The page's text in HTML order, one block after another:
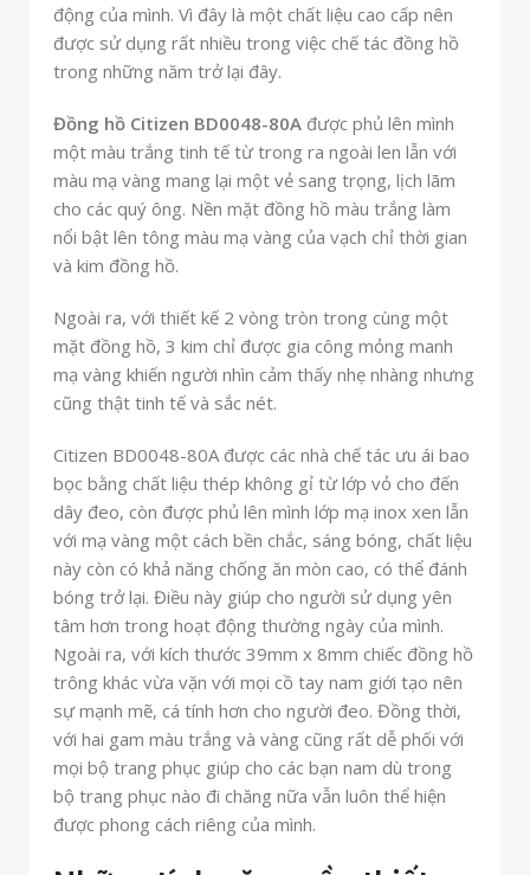
động của mình. Vì đây là một chất liệu cao cấp nên
được sử dụng rất nhiều trong việc chế tác đồng hồ
trong những năm trở lại đây.
Đồng hồ Citizen BD0048-80A được phủ lên mình
một màu trắng tinh tế từ trong ra ngoài len lẫn với
màu mạ vàng mang lại một vẻ sang trọng, lịch lãm
cho các quý ông. Nền mặt đồng hồ màu trắng làm
nổi bật lên tông màu mạ vàng của vạch chỉ thời gian
và kim đồng hồ.
Ngoài ra, với thiết kế 2 vòng tròn trong cùng một
mặt đồng hồ, 3 kim chỉ được gia công mỏng manh
mạ vàng khiến người nhìn cảm thấy nhẹ nhàng nhưng
cũng thật tinh tế và sắc nét.
Citizen BD0048-80A được các nhà chế tác ưu ái bao
bọc bằng chất liệu thép không gỉ từ lớp vỏ cho đến
dây đeo, còn được phủ lên mình lớp mạ inox xen lẫn
với mạ vàng một cách bền chắc, sáng bóng, chất liệu
này còn có khả năng chống ăn mòn cao, có thể đánh
bóng trở lại. Điều này giúp cho người sử dụng yên
tâm hơn trong hoạt động thường ngày của mình.
Ngoài ra, với kích thước 39mm x 8mm chiếc đồng hồ
trông khác vừa vặn với mọi cồ tay nam giới tạo nên
sự mạnh mẽ, cá tính hơn cho người đeo. Đồng thời,
với hai gam màu trắng và vàng cũng rất dễ phối với
mọi bộ trang phục giúp cho các bạn nam dù trong
bộ trang phục nào đi chăng nữa vẫn luôn thể hiện
được phong cách riêng của mình.